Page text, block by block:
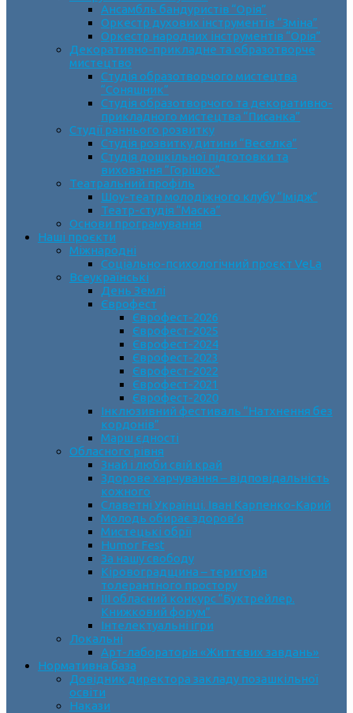
Ансамбль бандуристів “Орія”
Оркестр духових інструментів “Зміна”
Оркестр народних інструментів “Орія”
Декоративно-прикладне та образотворче
мистецтво
Cтудія образотворчого мистецтва
“Соняшник”
Студія образотворчого та декоративно-
прикладного мистецтва “Писанка”
Студії раннього розвитку
Студія розвитку дитини “Веселка”
Студія дошкільної підготовки та
виховання “Горішок”
Театральний профіль
Шоу-театр молодіжного клубу “Імідж”
Театр-студія “Маска”
Основи програмування
Наші проєкти
Міжнародні
Соціально-психологічний проєкт VeLa
Всеукраїнські
День Землі
Єврофест
Єврофест-2026
Єврофест-2025
Єврофест-2024
Єврофест-2023
Єврофест-2022
Єврофест-2021
Єврофест-2020
Інклюзивний фестиваль “Натхнення без
кордонів”
Марш єдності
Обласного рівня
Знай і люби свій край
Здорове харчування – відповідальність
кожного
Славетні Українці. Іван Карпенко-Карий
Молодь обирає здоров’я
Мистецькі обрії
Humor Fest
За нашу свободу
Кіровоградщина – територія
толерантного простору
ІII обласний конкурс “Буктрейлер.
Книжковий форум”
Інтелектуальні ігри
Локальні
Арт-лабораторія «Життєвих завдань»
Нормативна база
Довідник директора закладу позашкільної
освіти
Накази